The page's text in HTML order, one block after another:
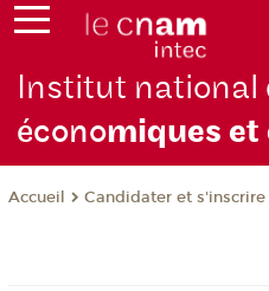
Institut national
économiques et
Accueil Candidater et s'inscrire